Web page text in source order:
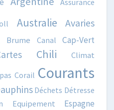
Assurance
Australie Avaries
Brume Canal Cap-Vert
Chili Climat
Corail Courants
Déchets Détresse
Equipement Espagne